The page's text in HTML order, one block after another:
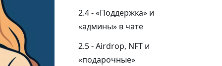
«Поддержка» и
«админы» в чате
Airdrop, NFT и
«подарочные»